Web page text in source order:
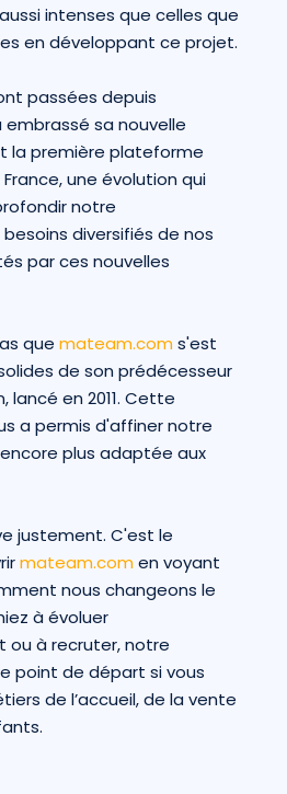
intenses que celles que
en développant ce projet.
passées depuis
embrassé sa nouvelle
la première plateforme
une évolution qui
notre
diversifiés de nos
par ces nouvelles
quemateam.coms'est
de son prédécesseur
lancé en 2011. Cette
a permis d'affiner notre
plus adaptée aux
justement. C'est le
mateam.comen voyant
nous changeons le
à évoluer
ou à recruter, notre
point de départ si vous
de l’accueil, de la vente